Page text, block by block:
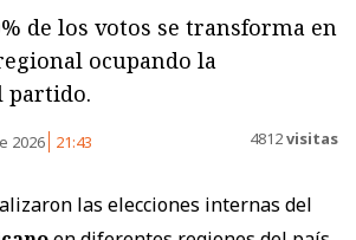
de los votos se transforma en
ocupando la
partido.
2026 21:43 4812visitas
las elecciones internas del